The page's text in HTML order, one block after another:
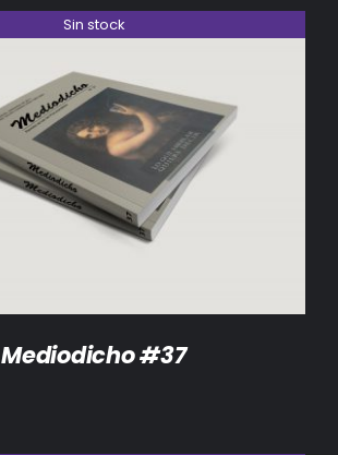
Sin stock
DETALLES
Mediodicho #37